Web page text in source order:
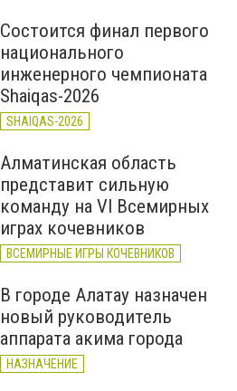
Состоится финал первого
национального
инженерного чемпионата
Shaiqas-2026
SHAIQAS-2026
Алматинская область
представит сильную
команду на VI Всемирных
играх кочевников
ВСЕМИРНЫЕ ИГРЫ КОЧЕВНИКОВ
В городе Алатау назначен
новый руководитель
аппарата акима города
НАЗНАЧЕНИЕ